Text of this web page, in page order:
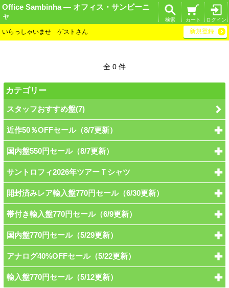
Office Sambinha ― オフィス・サンビーニ
ャ
ログイン
カート
検索
いらっしゃいませ ゲストさん 新規登録
全 0 件
カテゴリー
スタッフおすすめ盤(7)
近作50％OFFセール（8/7更新）
国内盤550円セール（8/7更新）
サントロフィ2026年ツアーＴシャツ
開封済みレア輸入盤770円セール（6/30更新）
帯付き輸入盤770円セール（6/9更新）
国内盤770円セール（5/29更新）
アナログ40%OFFセール（5/22更新）
輸入盤770円セール（5/12更新）